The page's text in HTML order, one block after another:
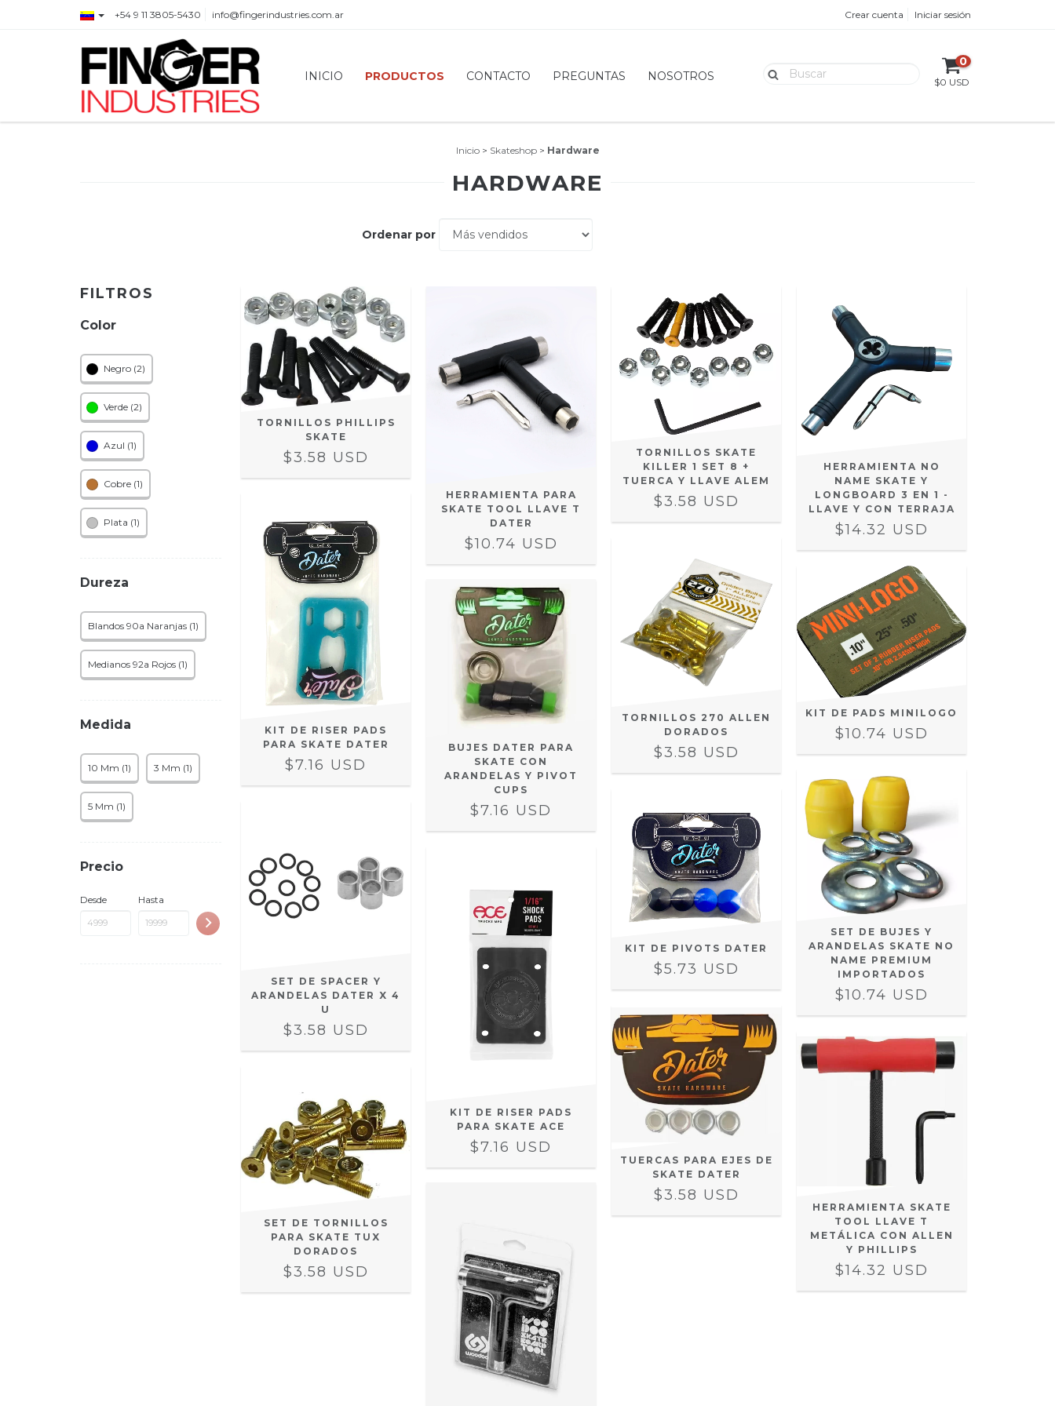
+54 9 11 3805-5430 info@fingerindustries.com.ar Crear cuenta Iniciar sesión
INICIO PRODUCTOS CONTACTO PREGUNTAS NOSOTROS
0
$0 USD
Inicio > Skateshop > Hardware
HARDWARE
Ordenar por
FILTROS
Color
Negro (2)
Verde (2)
Azul (1)
Cobre (1)
Plata (1)
Dureza
Blandos 90a Naranjas (1)
Medianos 92a Rojos (1)
Medida
10 Mm (1) 3 Mm (1)
5 Mm (1)
Precio
Desde Hasta
TORNILLOS PHILLIPS
SKATE
$3.58 USD
HERRAMIENTA PARA
SKATE TOOL LLAVE T
DATER
$10.74 USD
TORNILLOS SKATE
KILLER 1 SET 8 +
TUERCA Y LLAVE ALEM
$3.58 USD
HERRAMIENTA NO
NAME SKATE Y
LONGBOARD 3 EN 1 -
LLAVE Y CON TERRAJA
$14.32 USD
KIT DE RISER PADS
PARA SKATE DATER
$7.16 USD
BUJES DATER PARA
SKATE CON
ARANDELAS Y PIVOT
CUPS
$7.16 USD
TORNILLOS 270 ALLEN
DORADOS
$3.58 USD
KIT DE PADS MINILOGO
$10.74 USD
SET DE SPACER Y
ARANDELAS DATER X 4
U
$3.58 USD
KIT DE RISER PADS
PARA SKATE ACE
$7.16 USD
KIT DE PIVOTS DATER
$5.73 USD
SET DE BUJES Y
ARANDELAS SKATE NO
NAME PREMIUM
IMPORTADOS
$10.74 USD
SET DE TORNILLOS
PARA SKATE TUX
DORADOS
$3.58 USD
TUERCAS PARA EJES DE
SKATE DATER
$3.58 USD
HERRAMIENTA SKATE
TOOL LLAVE T
METÁLICA CON ALLEN
Y PHILLIPS
$14.32 USD